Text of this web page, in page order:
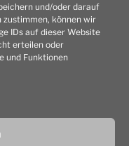
und/oder darauf
zustimmen, können wir
IDs auf dieser Website
erteilen oder
und Funktionen
Architekt